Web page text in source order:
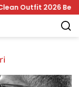
Outfit 2026